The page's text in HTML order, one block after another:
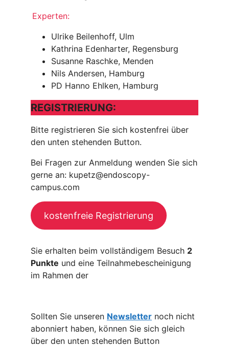
Experten:
Ulrike Beilenhoff, Ulm
Kathrina Edenharter, Regensburg
Susanne Raschke, Menden
Nils Andersen, Hamburg
PD Hanno Ehlken, Hamburg
REGISTRIERUNG:
Bitte registrieren Sie sich kostenfrei über
den unten stehenden Button.
Bei Fragen zur Anmeldung wenden Sie sich
gerne an: kupetz@endoscopy-
campus.com
kostenfreie Registrierung
Sie erhalten beim vollständigem Besuch 2
Punkte und eine Teilnahmebescheinigung
im Rahmen der
Sollten Sie unseren Newsletter noch nicht
abonniert haben, können Sie sich gleich
über den unten stehenden Button